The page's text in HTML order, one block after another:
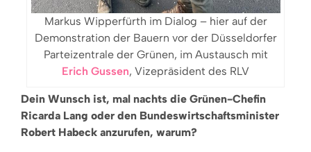
Markus Wipperfürth im Dialog – hier auf der
Demonstration der Bauern vor der Düsseldorfer
Parteizentrale der Grünen, im Austausch mit
Erich Gussen, Vizepräsident des RLV
Dein Wunsch ist, mal nachts die Grünen-Chefin
Ricarda Lang oder den Bundeswirtschaftsminister
Robert Habeck anzurufen, warum?